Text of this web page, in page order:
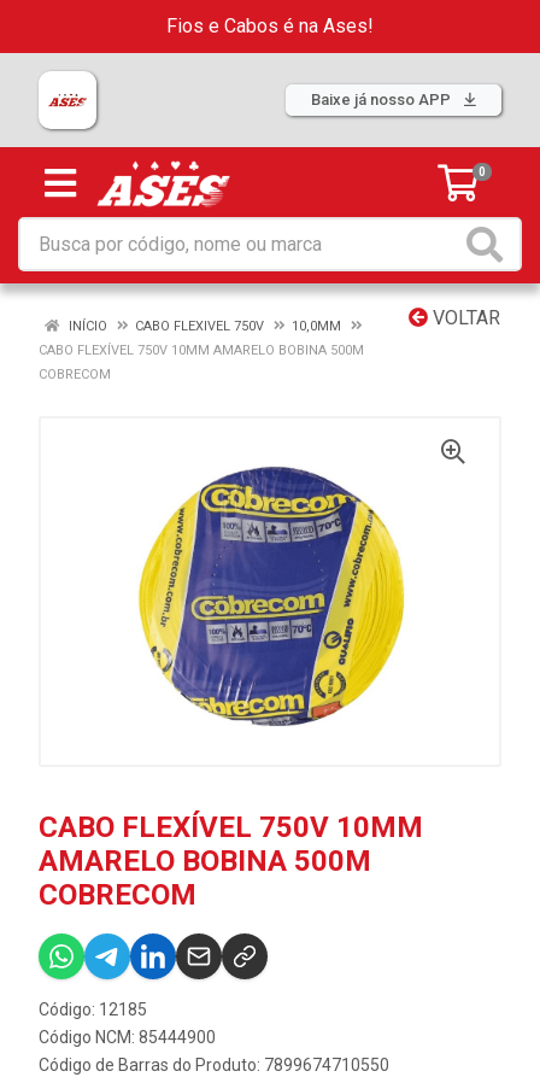
Fios e Cabos é na Ases!
Baixe já nosso APP
0
VOLTAR
INÍCIO CABO FLEXIVEL 750V
10,0MM
CABO FLEXÍVEL 750V 10MM AMARELO BOBINA 500M
COBRECOM
CABO FLEXÍVEL 750V 10MM
AMARELO BOBINA 500M
COBRECOM
Código: 12185
Código NCM: 85444900
Código de Barras do Produto: 7899674710550